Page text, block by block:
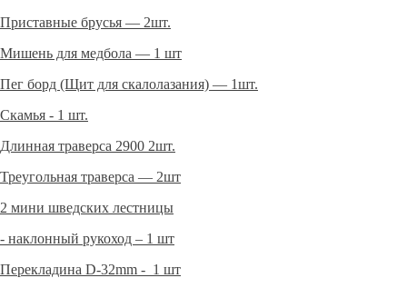
Приставные брусья — 2шт.
Мишень для медбола — 1 шт
Пег борд (Щит для скалолазания) — 1шт.
Скамья - 1 шт.
Длинная траверса 2900 2шт.
Треугольная траверса — 2шт
2 мини шведских лестницы
- наклонный рукоход – 1 шт
Перекладина D-32mm - 1 шт